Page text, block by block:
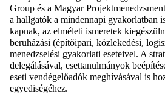
Group és a Magyar
a hallgatók a mindennapi gyakorlatban
kapnak, az elméleti ismeretek
beruházási (építőipari, közlekedési,
menedzselési gyakorlati eseteivel. A
delegálásával, esettanulmányok
eseti vendégelőadók meghívásával is
egyediségéhez.